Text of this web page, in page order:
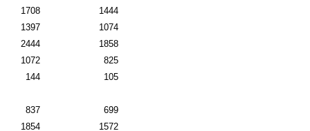
1708
1444
1397
1074
2444
1858
1072
825
144
105
837
699
1854
1572